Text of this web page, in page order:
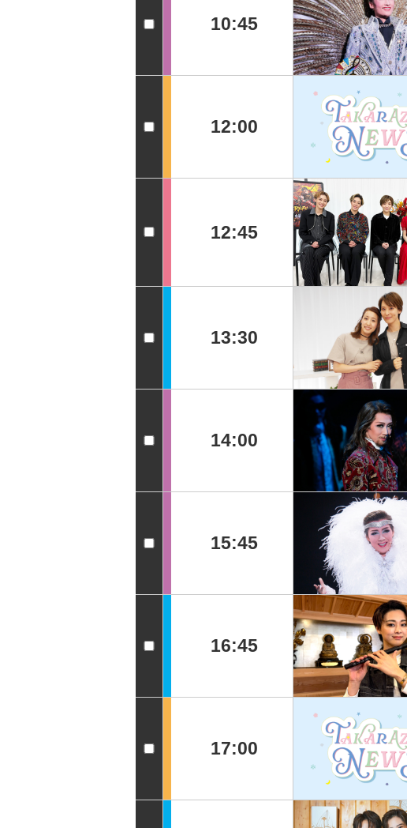
10:45
12:00
12:45
13:30
14:00
15:45
16:45
17:00